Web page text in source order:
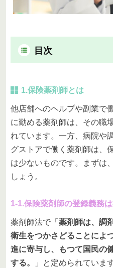
目次
1.保険薬剤師とは
他店舗へのヘルプや副業で
に勤める薬剤師は、その職
れています。一方、病院や
グストアで働く薬剤師は、
は少ないものです。まずは
しょう。
1-1.保険薬剤師の登録義務
薬剤師法で「 薬剤師は、調
衛生をつかさどることによ
進に寄与し、もつて国民の
する。
」と定められています